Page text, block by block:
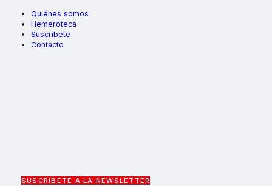
Quiénes somos
Hemeroteca
Suscríbete
Contacto
SUSCRÍBETE A LA NEWSLETTER